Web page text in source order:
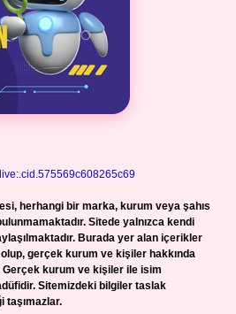
herhangi bir marka, kurum veya şahıs
Sitede yalnızca kendi
Burada yer alan içerikler
gerçek kurum ve kişiler hakkında
Gerçek kurum ve kişiler ile isim
Sitemizdeki bilgiler taslak
taşımazlar.